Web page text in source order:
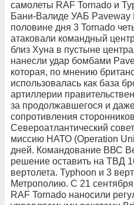
самолеты RAF Tornado и
Бани-Валиде УАБ Paveway
половине дня 3 Tornado
атаковали командный
близ Хуна в пустыне
нанесли удар бомбами
которая, по мнению
использовалась как база
артиллерии
за продолжавшегося и
сопротивления
Североатлантический
миссию НАТО (Operation
дней. Командование ВВС
решение оставить на ТВД
вертолета. Typhoon и 3
Метрополию. С 21
RAF Tornado наносили